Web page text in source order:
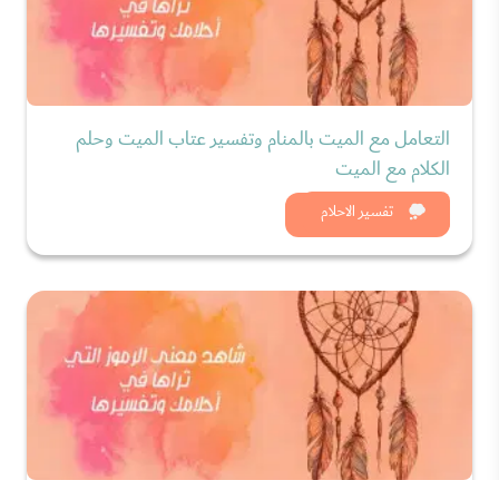
تفسير الاحلام
التعامل مع الميت بالمنام وتفسير عتاب الميت وحلم
الكلام مع الميت
شاهد الان